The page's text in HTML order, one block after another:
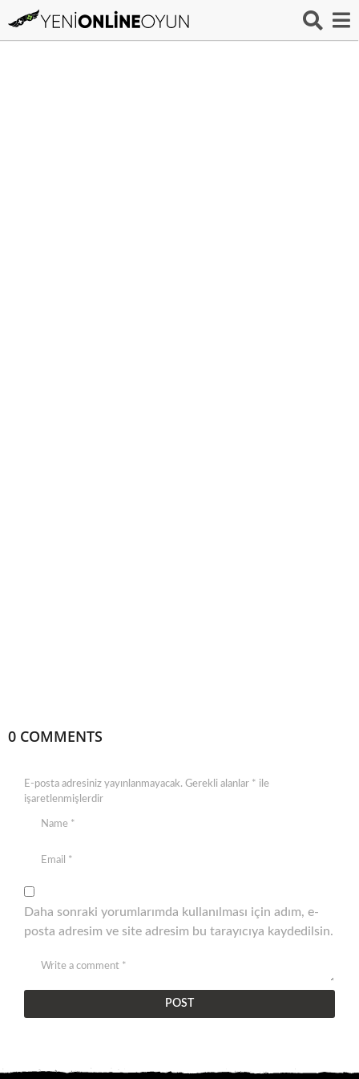
0 COMMENTS
E-posta adresiniz yayınlanmayacak. Gerekli alanlar * ile
işaretlenmişlerdir
Daha sonraki yorumlarımda kullanılması için adım, e-
posta adresim ve site adresim bu tarayıcıya kaydedilsin.